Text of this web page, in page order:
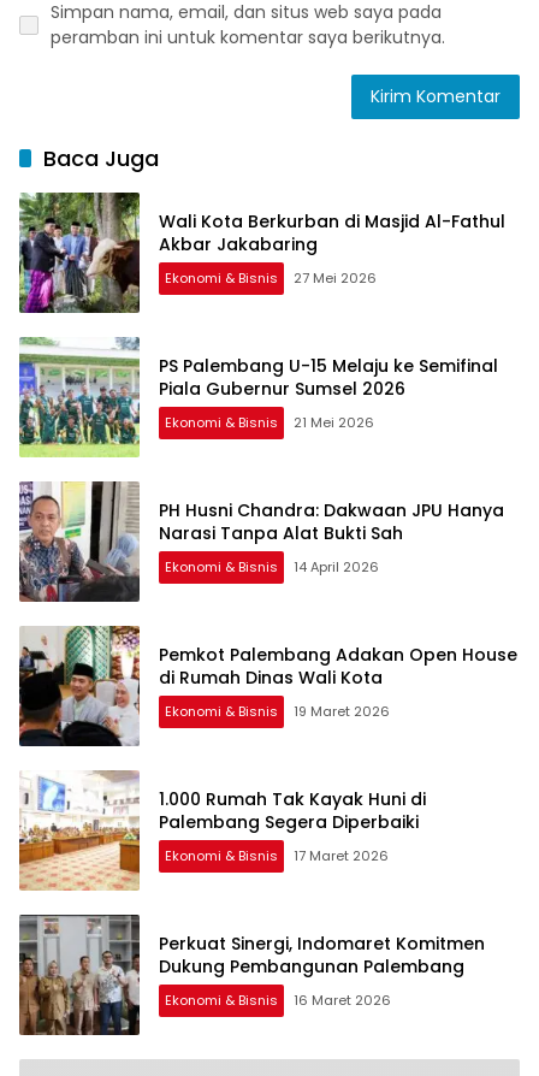
Simpan nama, email, dan situs web saya pada
peramban ini untuk komentar saya berikutnya.
Baca Juga
Wali Kota Berkurban di Masjid Al-Fathul
Akbar Jakabaring
Ekonomi & Bisnis 27 Mei 2026
PS Palembang U-15 Melaju ke Semifinal
Piala Gubernur Sumsel 2026
Ekonomi & Bisnis 21 Mei 2026
PH Husni Chandra: Dakwaan JPU Hanya
Narasi Tanpa Alat Bukti Sah
Ekonomi & Bisnis 14 April 2026
Pemkot Palembang Adakan Open House
di Rumah Dinas Wali Kota
Ekonomi & Bisnis 19 Maret 2026
1.000 Rumah Tak Kayak Huni di
Palembang Segera Diperbaiki
Ekonomi & Bisnis 17 Maret 2026
Perkuat Sinergi, Indomaret Komitmen
Dukung Pembangunan Palembang
Ekonomi & Bisnis 16 Maret 2026